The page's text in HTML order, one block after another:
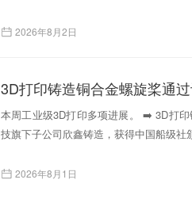
2026年8月2日
本周工业级3D打印多项进展。 ➡️ 3D打
技旗下子公司欣鑫铸造，获得中国船级
2026年8月1日